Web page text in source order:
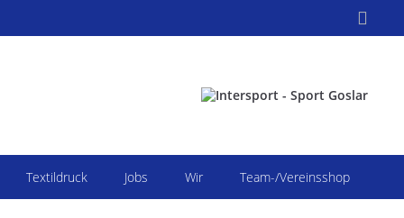
Search:
Textildruck Jobs Wir Team-/Vereinsshop